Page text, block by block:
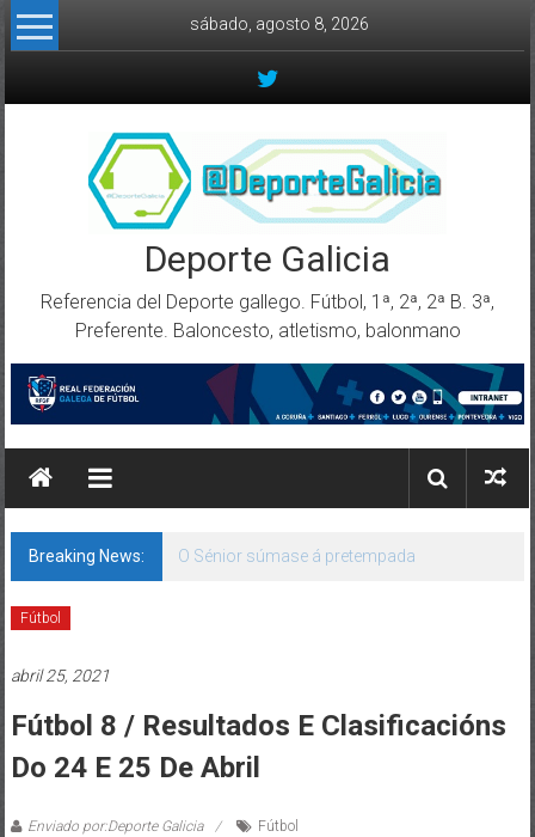
Skip to content
sábado, agosto 8, 2026
Deporte Galicia
Referencia del Deporte gallego. Fútbol, 1ª, 2ª, 2ª B. 3ª,
Preferente. Baloncesto, atletismo, balonmano
Breaking News: O Sénior súmase á pretempada
Fútbol
abril 25, 2021
Fútbol 8 / Resultados E Clasificacións
Do 24 E 25 De Abril
Enviado por:Deporte Galicia Fútbol